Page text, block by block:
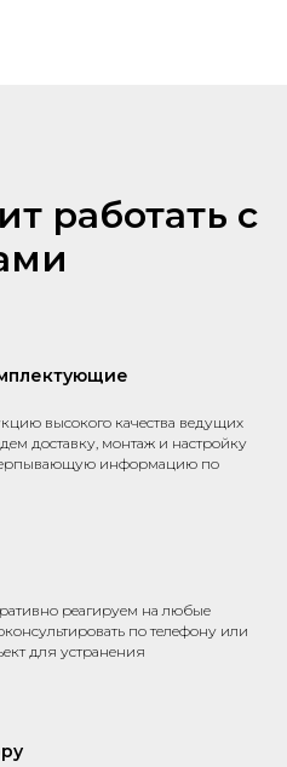
работать с
высокого качества ведущих
доставку, монтаж и настройку
информацию по
реагируем на любые
по телефону или
для устранения